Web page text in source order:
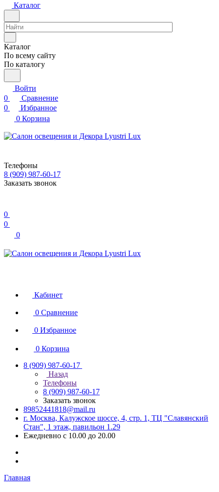
Каталог
Каталог
По всему сайту
По каталогу
Войти
0
Сравнение
0
Избранное
0 Корзина
Телефоны
8 (909) 987-60-17
Заказать звонок
0
0
0
Кабинет
0 Сравнение
0 Избранное
0 Корзина
8 (909) 987-60-17
Назад
Телефоны
8 (909) 987-60-17
Заказать звонок
89852441818@mail.ru
г. Москва, Калужское шоссе, 4, стр. 1, ТЦ "Славянский
Стан", 1 этаж, павильон 1.29
Ежедневно с 10.00 до 20.00
Главная